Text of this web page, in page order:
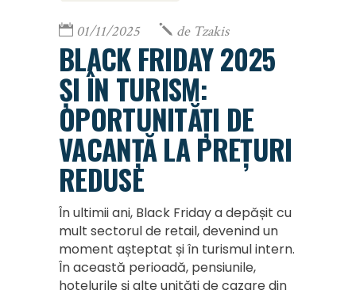
01/11/2025 de Tzakis
BLACK FRIDAY 2025
ȘI ÎN TURISM:
OPORTUNITĂȚI DE
VACANȚĂ LA PREȚURI
REDUSE
În ultimii ani, Black Friday a depășit cu
mult sectorul de retail, devenind un
moment așteptat și în turismul intern.
În această perioadă, pensiunile,
hotelurile și alte unități de cazare din